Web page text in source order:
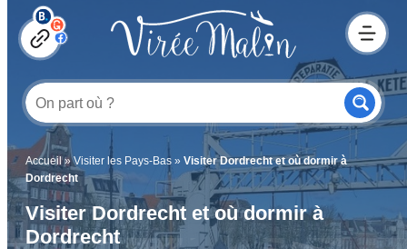
Accueil »Visiter les Pays-Bas » Visiter Dordrecht et où dormir à
Dordrecht
Visiter Dordrecht et où dormir à
Dordrecht